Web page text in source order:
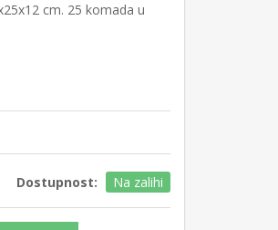
cm. 25 komada u
Dostupnost: Na zalihi